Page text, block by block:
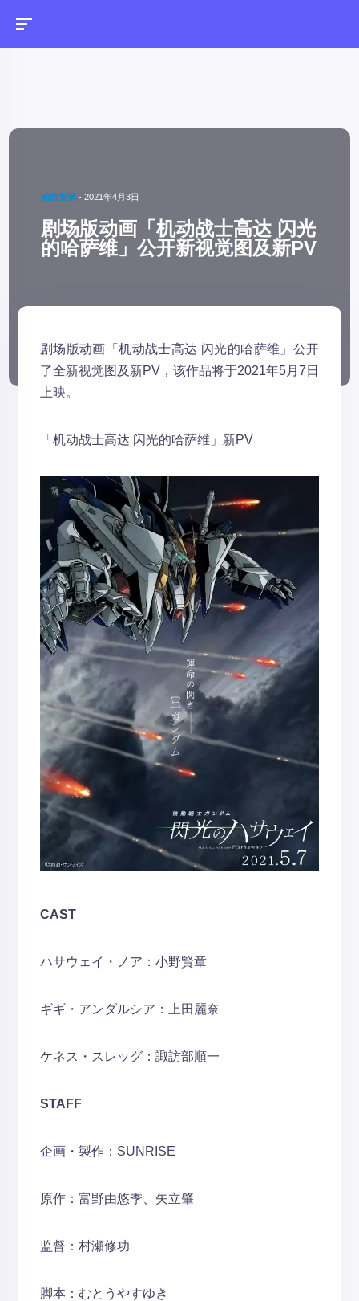
动画资讯 -2021年4月3日
剧场版动画「机动战士高达 闪光
的哈萨维」公开新视觉图及新PV
剧场版动画「机动战士高达 闪光的哈萨维」公开
了全新视觉图及新PV，该作品将于2021年5月7日
上映。
「机动战士高达 闪光的哈萨维」新PV
CAST
ハサウェイ・ノア：小野賢章
ギギ・アンダルシア：上田麗奈
ケネス・スレッグ：諏訪部順一
STAFF
企画・製作：SUNRISE
原作：富野由悠季、矢立肇
监督：村瀬修功
脚本：むとうやすゆき